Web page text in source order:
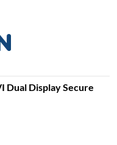
Dual Display Secure